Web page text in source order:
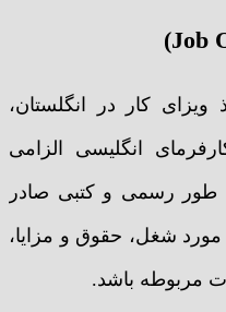
ویزای کار در انگلستان،
انگلیسی الزامی
طور رسمی و کتبی صادر
شغل، حقوق و مزایا،
مربوطه باشد.